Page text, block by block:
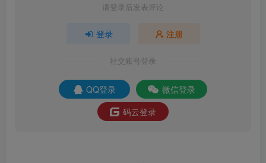
请登录后发表评论
登录 注册
社交账号登录
QQ登录
微信登录
码云登录